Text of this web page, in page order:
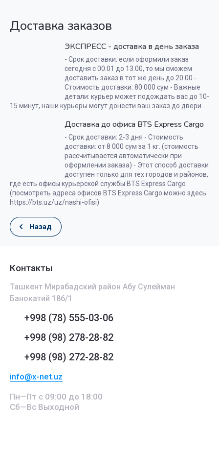
Доставка заказов
ЭКСПРЕСС - доставка в день заказа
- Срок доставки: если оформили заказ
сегодня с 00.01 до 13.00, то мы сможем
доставить заказ в тот же день до 20.00 -
Стоимость доставки: 80 000 сум - Важные
детали: курьер может подождать вас до 10-
15 минут, наши курьеры могут донести ваш заказ до двери.
Доставка до офиса BTS Express Cargo
- Срок доставки: 2-3 дня - Стоимость
доставки: от 8 000 сум за 1 кг. (стоимость
рассчитывается автоматически при
оформлении заказа) - Этот способ доставки
доступен только для тех городов и районов,
где есть офисы курьерской службы BTS Express Cargo
(посмотреть адреса офисов BTS Express Cargo можно здесь:
https://bts.uz/uz/nashi-ofisi)
Назад
Контакты
Ташкент Мирабадский район Абу Сулейман
Банокатий 186/1
+998 (78) 555-03-06
+998 (98) 278-28-82
+998 (98) 272-28-82
info@x-net.uz
Пн—Пт с 09:00 до 18:00
Сб—Вс Выходной